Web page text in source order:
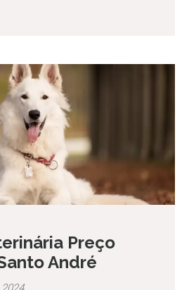
Preço
André